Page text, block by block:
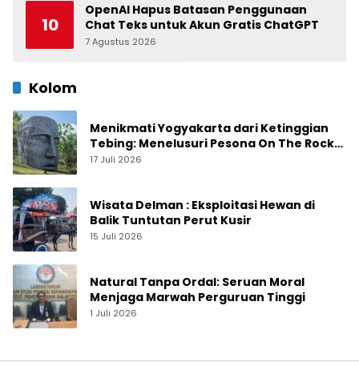
10
OpenAI Hapus Batasan Penggunaan
Chat Teks untuk Akun Gratis ChatGPT
7 Agustus 2026
Kolom
Menikmati Yogyakarta dari Ketinggian
Tebing: Menelusuri Pesona On The Rock
Jogja yang Sedang Naik Daun
17 Juli 2026
Wisata Delman : Eksploitasi Hewan di
Balik Tuntutan Perut Kusir
15 Juli 2026
Natural Tanpa Ordal: Seruan Moral
Menjaga Marwah Perguruan Tinggi
1 Juli 2026